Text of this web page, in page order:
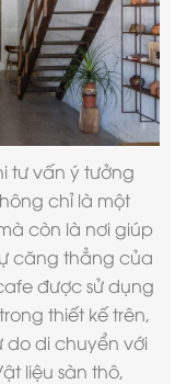
tư vấn ý tưởng
chỉ là một
còn là nơi giúp
căng thẳng của
được sử dụng
thiết kế trên,
do di chuyển với
liệu sàn thô,